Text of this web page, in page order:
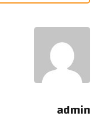
admin